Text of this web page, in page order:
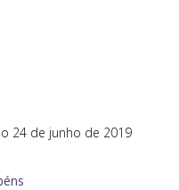
24 de junho de 2019